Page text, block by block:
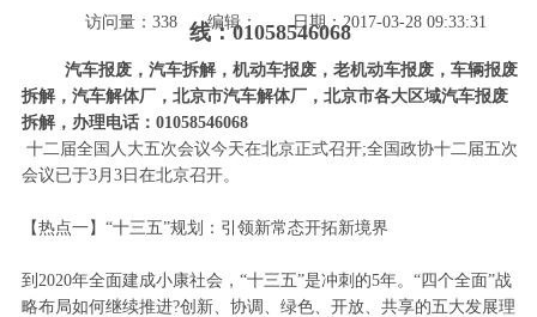
线：01058546068
访问量： 338 编辑： 日期：2017-03-28 09:33:31
汽车报废，汽车拆解，机动车报废，老机动车报废，车辆报废
拆解，汽车解体厂，北京市汽车解体厂，北京市各大区域汽车报废
拆解，办理电话：01058546068
十二届全国人大五次会议今天在北京正式召开;全国政协十二届五次
会议已于3月3日在北京召开。
【热点一】“十三五”规划：引领新常态开拓新境界
到2020年全面建成小康社会，“十三五”是冲刺的5年。“四个全面”战
略布局如何继续推进?创新、协调、绿色、开放、共享的五大发展理